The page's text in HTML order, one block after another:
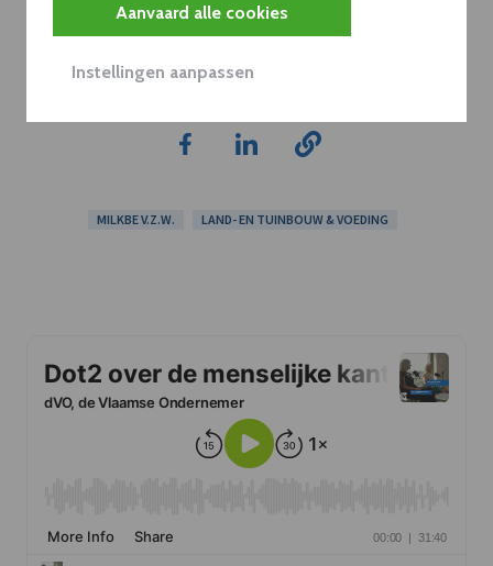
Aanvaard alle cookies
Instellingen aanpassen
Volg
MILKBE V.Z.W. LAND- EN TUINBOUW & VOEDING